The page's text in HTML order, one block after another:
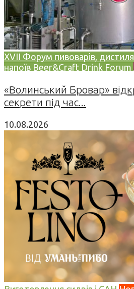
XVII Форум пивоварів,
напоїв Beer&Craft Drink Forum
«Волинський Бровар»
секрети під час...
10.08.2026